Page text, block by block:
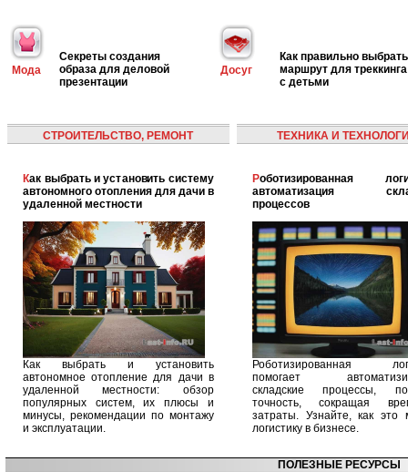
Мода
Секреты создания
образа для деловой
презентации
Досуг
Как правильно выбрать
маршрут для треккинга
с детьми
СТРОИТЕЛЬСТВО, РЕМОНТ
Как выбрать и установить систему
автономного отопления для дачи в
удаленной местности
Как выбрать и установить
автономное отопление для дачи в
удаленной местности: обзор
популярных систем, их плюсы и
минусы, рекомендации по монтажу
и эксплуатации.
ТЕХНИКА И
Роботизированная логистика:
автоматизация
процессов
Роботизированная
помогает
складские процессы,
точность, сокращая
затраты. Узнайте, как это
логистику в бизнесе.
ПОЛЕЗНЫЕ РЕСУРСЫ